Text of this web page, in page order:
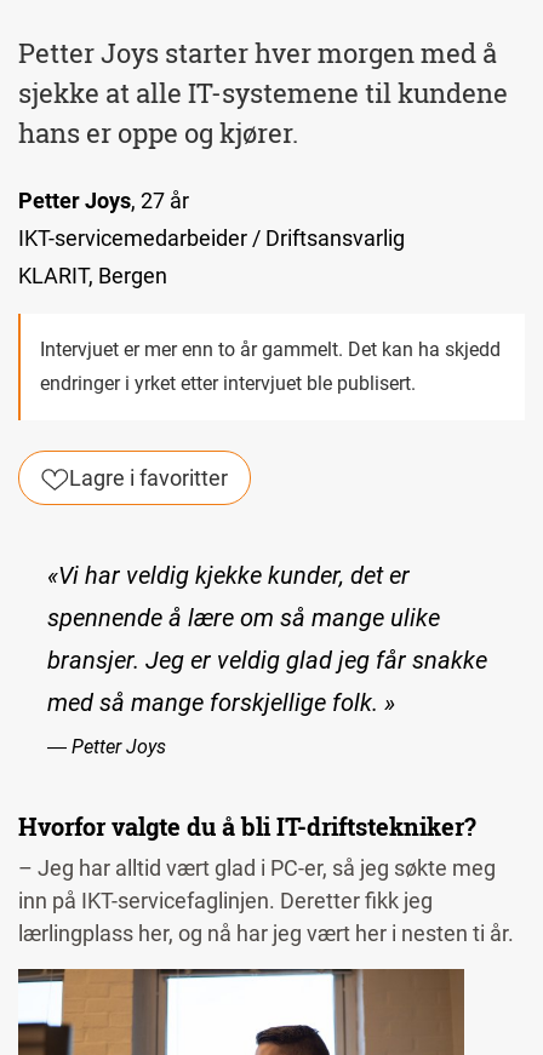
Petter Joys starter hver morgen med å
sjekke at alle IT-systemene til kundene
hans er oppe og kjører.
Petter Joys, 27 år
IKT-servicemedarbeider / Driftsansvarlig
KLARIT, Bergen
Intervjuet er mer enn to år gammelt. Det kan ha skjedd
endringer i yrket etter intervjuet ble publisert.
Lagre i favoritter
«Vi har veldig kjekke kunder, det er
spennende å lære om så mange ulike
bransjer. Jeg er veldig glad jeg får snakke
med så mange forskjellige folk. »
― Petter Joys
Hvorfor valgte du å bli IT-driftstekniker?
– Jeg har alltid vært glad i PC-er, så jeg søkte meg
inn på IKT-servicefaglinjen. Deretter fikk jeg
lærlingplass her, og nå har jeg vært her i nesten ti år.
Image